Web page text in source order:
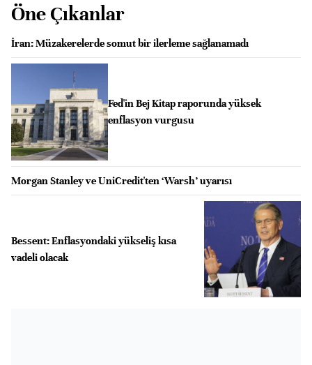
Öne Çıkanlar
İran: Müzakerelerde somut bir ilerleme sağlanamadı
Fed'in Bej Kitap raporunda yüksek
enflasyon vurgusu
Morgan Stanley ve UniCredit'ten ‘Warsh’ uyarısı
Bessent: Enflasyondaki yükseliş kısa
vadeli olacak